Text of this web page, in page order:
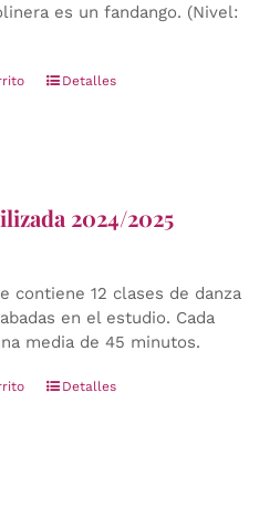
es un fandango. (Nivel:
Detalles
2024/2025
contiene 12 clases de danza
en el estudio. Cada
media de 45 minutos.
Detalles